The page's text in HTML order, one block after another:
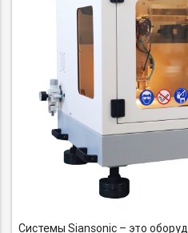
Системы Siansonic – это